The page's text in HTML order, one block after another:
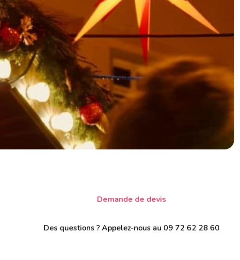
Demande de devis
Des questions ? Appelez-nous au 09 72 62 28 60